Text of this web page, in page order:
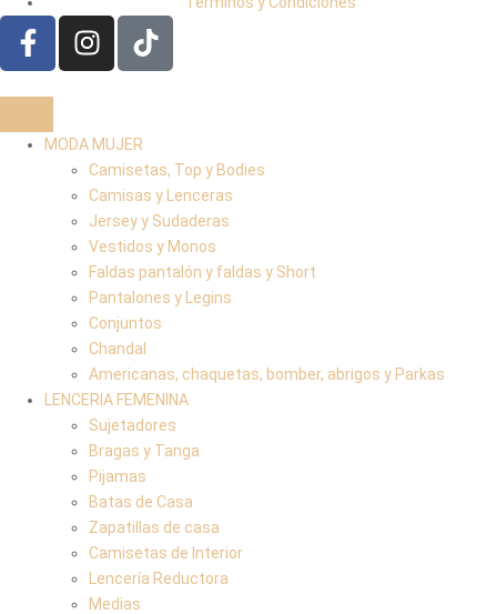
MODA MUJER
Camisetas, Top y Bodies
Camisas y Lenceras
Jersey y Sudaderas
Vestidos y Monos
Faldas pantalón y faldas y Short
Pantalones y Legins
Conjuntos
Chandal
Americanas, chaquetas, bomber, abrigos y Parkas
LENCERIA FEMENINA
Sujetadores
Bragas y Tanga
Pijamas
Batas de Casa
Zapatillas de casa
Camisetas de Interior
Lencería Reductora
Medias